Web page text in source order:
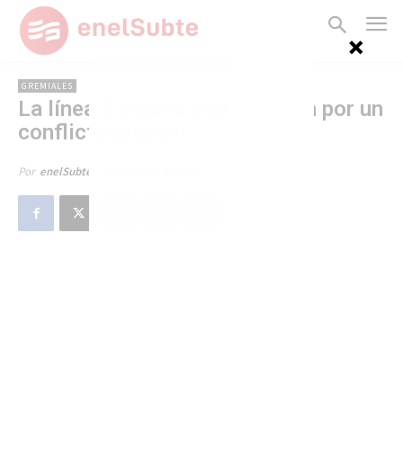
GREMIALES
La línea B estuvo interrumpida por un
conflicto gremial
Por enelSubte